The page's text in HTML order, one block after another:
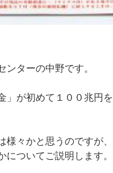
ンターの中野です。
が初めて１００兆円
様々かと思うのですが
ついてご説明します。